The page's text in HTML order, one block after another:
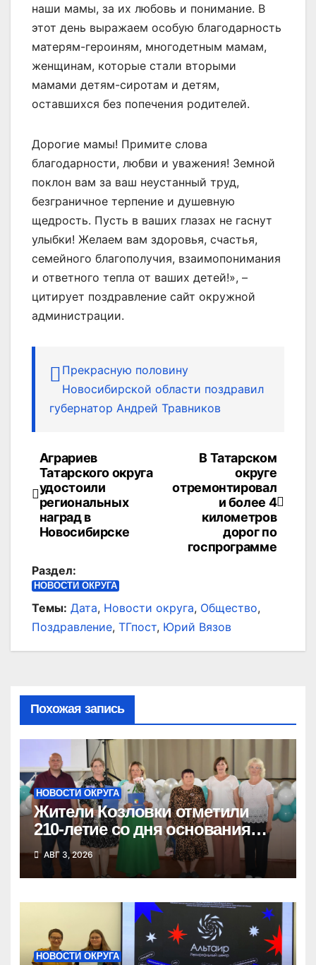
наши мамы, за их любовь и понимание. В
этот день выражаем особую благодарность
матерям-героиням, многодетным мамам,
женщинам, которые стали вторыми
мамами детям-сиротам и детям,
оставшихся без попечения родителей.
Дорогие мамы! Примите слова
благодарности, любви и уважения! Земной
поклон вам за ваш неустанный труд,
безграничное терпение и душевную
щедрость. Пусть в ваших глазах не гаснут
улыбки! Желаем вам здоровья, счастья,
семейного благополучия, взаимопонимания
и ответного тепла от ваших детей!», –
цитирует поздравление сайт окружной
администрации.
Прекрасную половину
Новосибирской области поздравил
губернатор Андрей Травников
Навигация
по
записям
В Татарском
округе
отремонтировал
и более 4
километров
дорог по
госпрограмме
Аграриев
Татарского округа
удостоили
региональных
наград в
Новосибирске
Раздел:
НОВОСТИ ОКРУГА
Темы: Дата, Новости округа, Общество,
Поздравление, ТГпост, Юрий Вязов
Похожая запись
НОВОСТИ ОКРУГА
Жители Козловки отметили
210-летие со дня основания
села
АВГ 3, 2026
НОВОСТИ ОКРУГА